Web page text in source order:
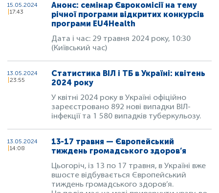
15.05.2024
17:43
Анонс: семінар Єврокомісії на тему
річної програми відкритих конкурсів
програми EU4Health
Дата і час: 29 травня 2024 року, 10:30
(Київський час)
13.05.2024
23:55
Статистика ВІЛ і ТБ в Україні: квітень
2024 року
У квітні 2024 року в Україні офіційно
зареєстровано 892 нові випадки ВІЛ-
інфекції та 1 580 випадків туберкульозу.
13.05.2024
14:08
13-17 травня — Європейський
тиждень громадського здоров’я
Цьогоріч, із 13 по 17 травня, в Україні вже
вшосте відбувається Європейський
тиждень громадського здоров’я.